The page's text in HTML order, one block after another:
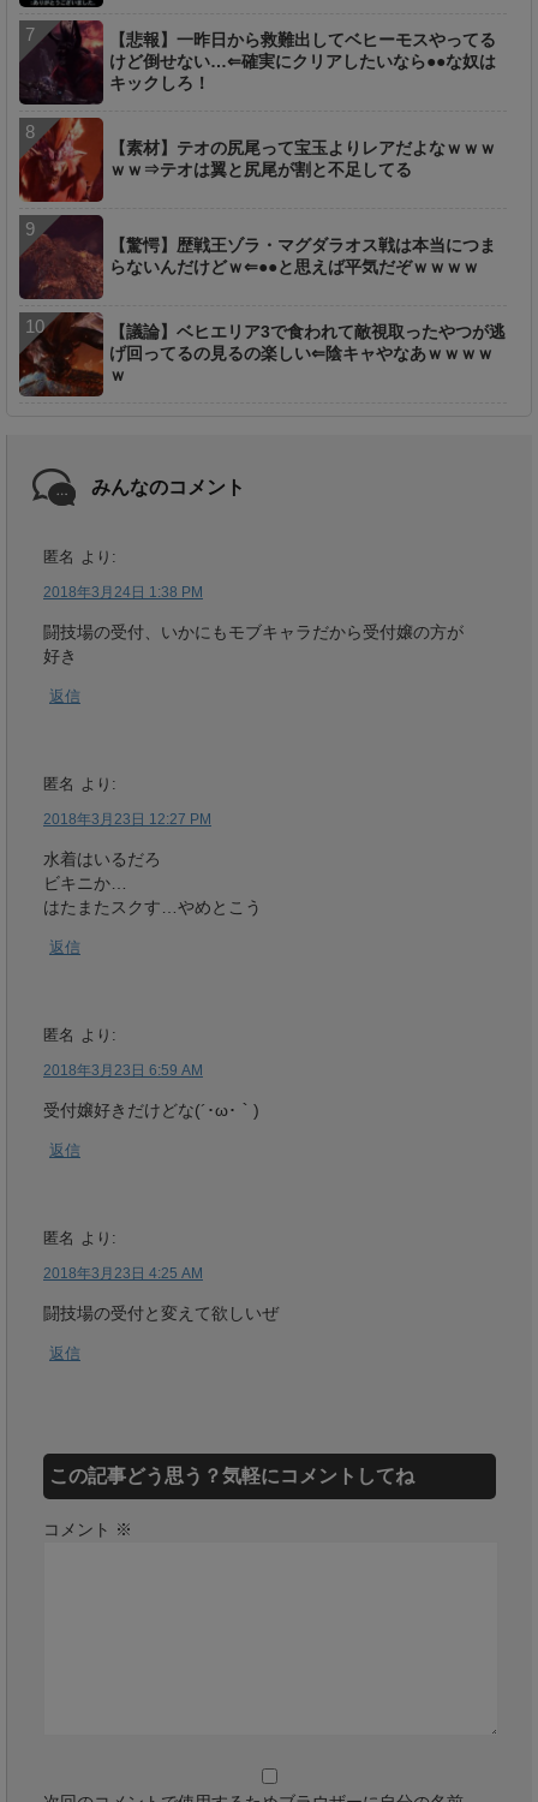
【悲報】一昨日から救難出してベヒーモスやってる
けど倒せない…⇐確実にクリアしたいなら●●な奴は
キックしろ！
【素材】テオの尻尾って宝玉よりレアだよなｗｗｗ
ｗｗ⇒テオは翼と尻尾が割と不足してる
【驚愕】歴戦王ゾラ・マグダラオス戦は本当につま
らないんだけどｗ⇐●●と思えば平気だぞｗｗｗｗ
【議論】ベヒエリア3で食われて敵視取ったやつが逃
げ回ってるの見るの楽しい⇐陰キャやなあｗｗｗｗ
ｗ
みんなのコメント
匿名 より:
2018年3月24日 1:38 PM
闘技場の受付、いかにもモブキャラだから受付嬢の方が
好き
返信
匿名 より:
2018年3月23日 12:27 PM
水着はいるだろ
ビキニか…
はたまたスクす…やめとこう
返信
匿名 より:
2018年3月23日 6:59 AM
受付嬢好きだけどな(´･ω･｀)
返信
匿名 より:
2018年3月23日 4:25 AM
闘技場の受付と変えて欲しいぜ
返信
この記事どう思う？気軽にコメントしてね
コメント ※